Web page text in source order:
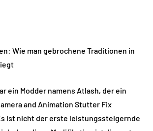
Wie man gebrochene Traditionen in
ein Modder namens Atlash, der ein
and Animation Stutter Fix
ist nicht der erste leistungssteigernde